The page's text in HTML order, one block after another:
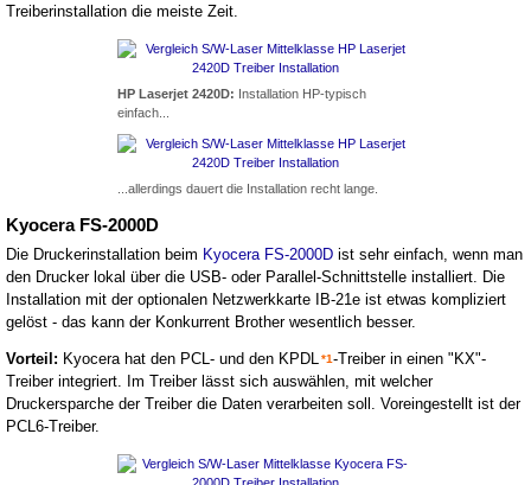
Treiberinstallation die meiste Zeit.
HP Laserjet 2420D: Installation HP-typisch
einfach...
...allerdings dauert die Installation recht lange.
Kyocera FS-2000D
Die Druckerinstallation beim Kyocera FS-2000D ist sehr einfach, wenn man
den Drucker lokal über die USB- oder Parallel-Schnittstelle installiert. Die
Installation mit der optionalen Netzwerkkarte IB-21e ist etwas kompliziert
gelöst - das kann der Konkurrent Brother wesentlich besser.
Vorteil: Kyocera hat den PCL- und den KPDL *1-Treiber in einen "KX"-
Treiber integriert. Im Treiber lässt sich auswählen, mit welcher
Druckersparche der Treiber die Daten verarbeiten soll. Voreingestellt ist der
PCL6-Treiber.